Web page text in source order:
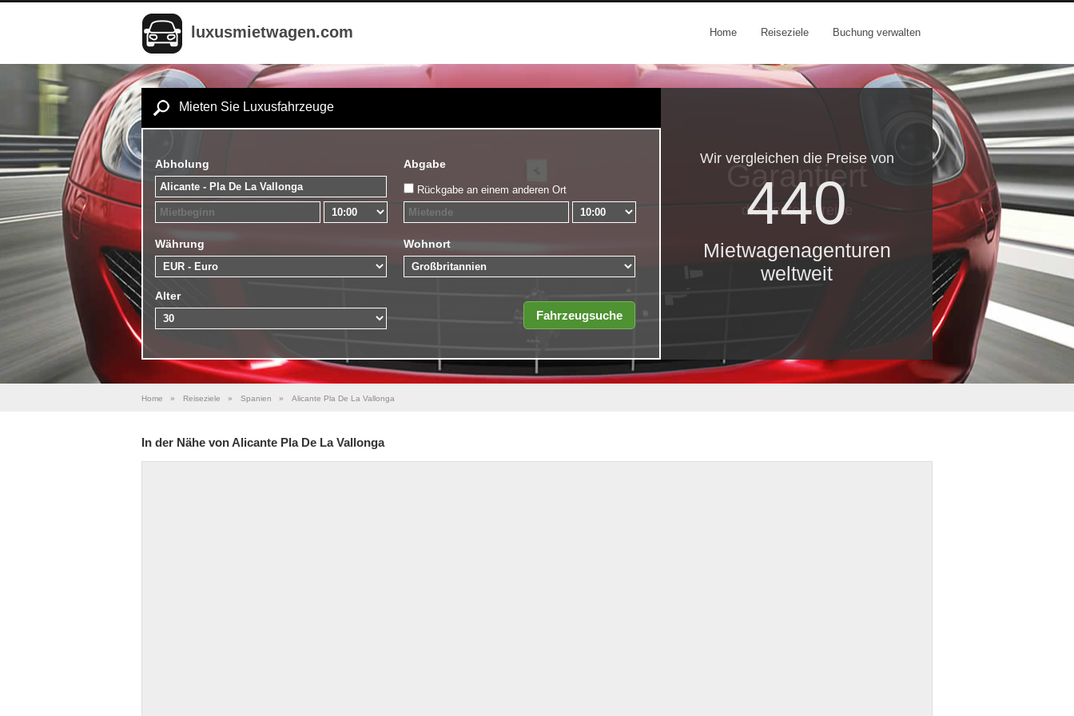
luxusmietwagen.com Home Reiseziele Buchung verwalten
Mieten Sie Luxusfahrzeuge
Abholung Abgabe
Rückgabe an einem anderen Ort
Währung Wohnort
Alter
Wir vergleichen die Preise von
440
Mietwagenagenturen
weltweit
Garantiert
die besten Preise
Home » Reiseziele » Spanien » Alicante Pla De La Vallonga
In der Nähe von Alicante Pla De La Vallonga